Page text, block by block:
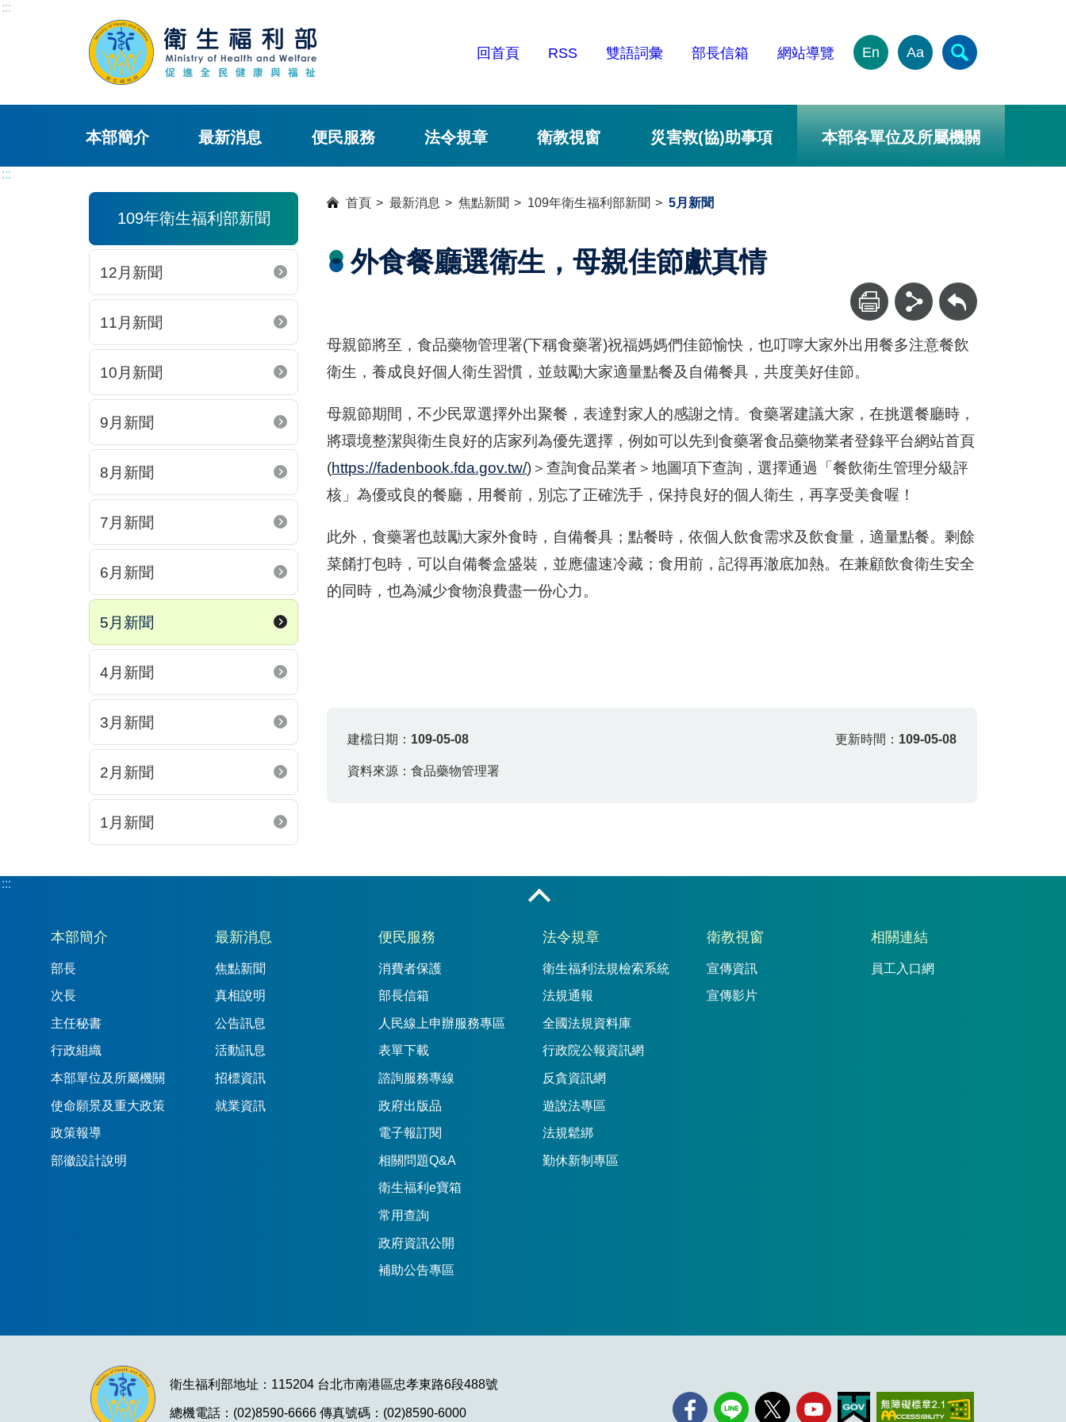
:::
回首頁 RSS 雙語詞彙 部長信箱 網站導覽 En Aa
本部簡介 最新消息 便民服務 法令規章 衛教視窗 災害救(協)助事項 本部各單位及所屬機關
:::
109年衛生福利部新聞
12月新聞
11月新聞
10月新聞
9月新聞
8月新聞
7月新聞
6月新聞
5月新聞
4月新聞
3月新聞
2月新聞
1月新聞
首頁 最新消息 焦點新聞 109年衛生福利部新聞 5月新聞
外食餐廳選衛生，母親佳節獻真情
回上一頁
母親節將至，食品藥物管理署(下稱食藥署)祝福媽媽們佳節愉快，也叮嚀大家外出用餐多注意餐飲
衛生，養成良好個人衛生習慣，並鼓勵大家適量點餐及自備餐具，共度美好佳節。
母親節期間，不少民眾選擇外出聚餐，表達對家人的感謝之情。食藥署建議大家，在挑選餐廳時，
將環境整潔與衛生良好的店家列為優先選擇，例如可以先到食藥署食品藥物業者登錄平台網站首頁
(https://fadenbook.fda.gov.tw/)＞查詢食品業者＞地圖項下查詢，選擇通過「餐飲衛生管理分級評
核」為優或良的餐廳，用餐前，別忘了正確洗手，保持良好的個人衛生，再享受美食喔！
此外，食藥署也鼓勵大家外食時，自備餐具；點餐時，依個人飲食需求及飲食量，適量點餐。剩餘
菜餚打包時，可以自備餐盒盛裝，並應儘速冷藏；食用前，記得再澈底加熱。在兼顧飲食衛生安全
的同時，也為減少食物浪費盡一份心力。
建檔日期： 109-05-08 更新時間： 109-05-08
資料來源：食品藥物管理署
:::
:::
本部簡介
部長
次長
主任秘書
行政組織
本部單位及所屬機關
使命願景及重大政策
政策報導
部徽設計說明
最新消息
焦點新聞
真相說明
公告訊息
活動訊息
招標資訊
就業資訊
便民服務
消費者保護
部長信箱
人民線上申辦服務專區
表單下載
諮詢服務專線
政府出版品
電子報訂閱
相關問題Q&A
衛生福利e寶箱
常用查詢
政府資訊公開
補助公告專區
法令規章
衛生福利法規檢索系統
法規通報
全國法規資料庫
行政院公報資訊網
反貪資訊網
遊說法專區
法規鬆綁
勤休新制專區
衛教視窗
宣傳資訊
宣傳影片
相關連結
員工入口網
衛生福利部地址：115204 台北市南港區忠孝東路6段488號
總機電話：(02)8590-6666 傳真號碼：(02)8590-6000